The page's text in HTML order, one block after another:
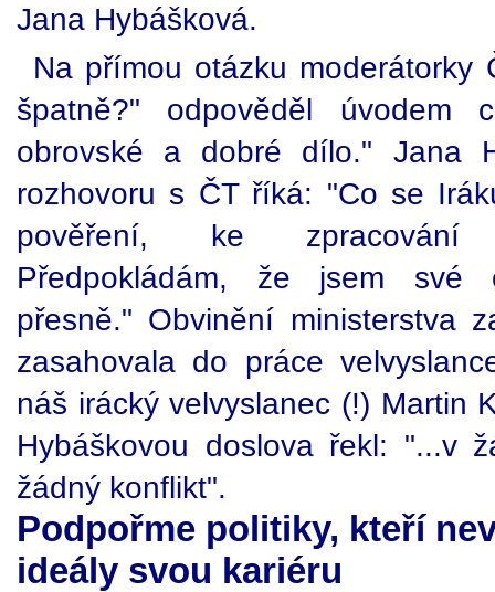
Jana Hybášková.
Na přímou otázku moderátorky
špatně?" odpověděl úvodem
obrovské a dobré dílo." Jana
rozhovoru s ČT říká: "Co se
pověření, ke zpracování
Předpokládám, že jsem své
přesně." Obvinění ministerstva
zasahovala do práce
náš irácký velvyslanec (!) Martin
Hybáškovou doslova řekl: "...v
žádný konflikt".
Podpořme politiky, kteří
ideály svou kariéru